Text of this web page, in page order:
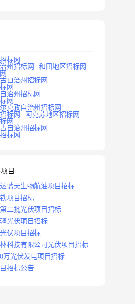
标网
州招标网
和田地区招标网
自治州招标网
网
治州招标网
网
克孜自治州招标网
标网
阿克苏地区招标网
网
自治州招标网
标网
目
蓝天生物航油项目招标
项目招标
二批光伏项目招标
光伏项目招标
伏项目招标
科技有限公司光伏项目招标
万光伏发电项目招标
招标公告